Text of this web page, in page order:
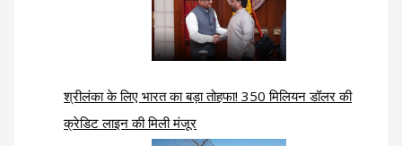
श्रीलंका के लिए भारत का बड़ा तोहफा! 350 मिलियन डॉलर की
क्रेडिट लाइन की मिली मंजूर